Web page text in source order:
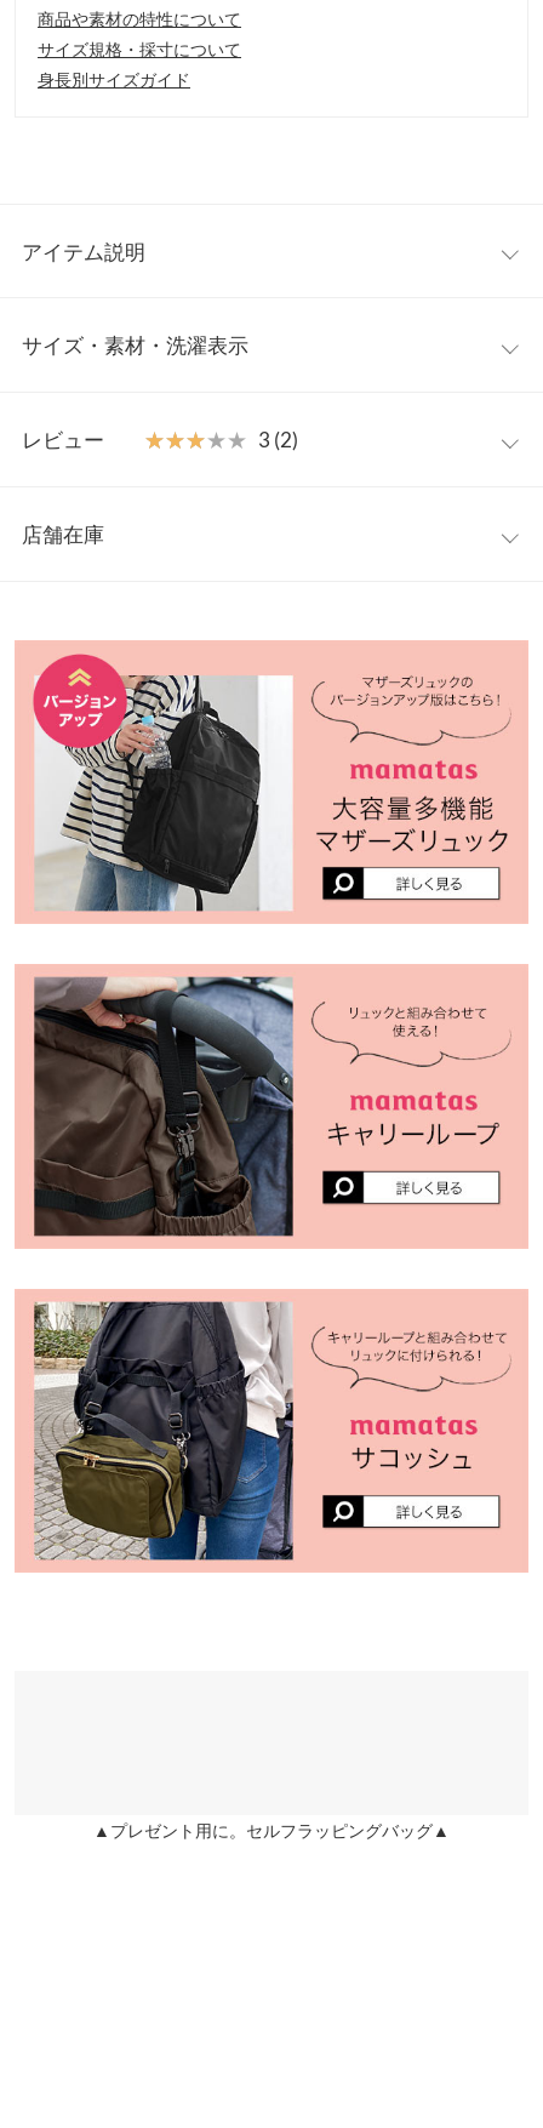
アイテム説明
マザーズリュック。諸箇所に色んな便利機能を盛り込んだ多機能
【素材・サイズ感】
※キャンセル/変更不可
サイズ・素材・洗濯表示
持ち手 18
持ち手高さ 7
ポケット 10
身長別サイズガイド サイズ規格・採寸について
※生産時期の違いによる色や素材に関して、多少の個体差が生じ
※上記寸法は、生産時に指示した寸法に従い掲載しております。
生産時期の違いによる製造時の個体差が多少生じている場合がご
ざいます。また、商品についたメーカータグの数値とは異なる場
合がございます。予めご了承ください。
素材
ナイロン
商品詳細
レビュー ★★★★★
★★★★★ 3 (2)
肩紐がツルツルすべる素材？なのでなで肩だと何度も背負い治さ
ないといけないのが不便です。あと歩く時チャック？がチャリチ
ャリ言って騒がしいです。汚れも拭き取りやすくとありましたが
黒だと拭いてもあまり綺麗にはなりません。
ミーナ |身長：156cm~ 160cm| 体重： 65kg| 足のサイズ：25.0cm
25.5cm
★★★★★
★★★★★
カラー：ブラック購入日：2022/08/12
外側がチャックになってないところが少し残念。少し高いけどバ
ージョンアップしたもの買った方がよかったかな… でも使いやす
いからよい！ 両側のポケットが深いから哺乳瓶とかも入れやすい
えめら |身長：151cm~155cm| 体重：41kg~ | 足のサイズ： 23.0cm
23.5cm
more レビューを書く
投稿でポイントプレゼント
店舗在庫
くはご利用店舗にお問い合わせください。
兵庫県 三宮店
店舗在庫
姫路店
店舗在庫
▲プレゼント用に。セルフラッピングバッグ▲
商品や素材の特性について
サイズ規格・採寸について
身長別サイズガイド